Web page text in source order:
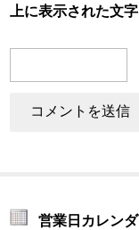
上に表示された文
営業日カレン